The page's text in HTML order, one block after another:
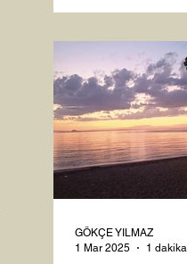
GÖKÇE YILMAZ
1 Mar 2025
1